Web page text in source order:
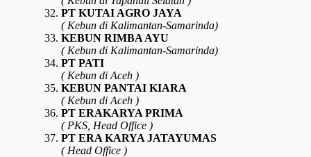
PT KUTAI AGRO JAYA
( Kebun di Kalimantan-Samarinda)
KEBUN RIMBA AYU
( Kebun di Kalimantan-Samarinda)
PT PATI
( Kebun di Aceh )
KEBUN PANTAI KIARA
( Kebun di Aceh )
PT ERAKARYA PRIMA
( PKS, Head Office )
PT ERA KARYA JATAYUMAS
( Head Office )